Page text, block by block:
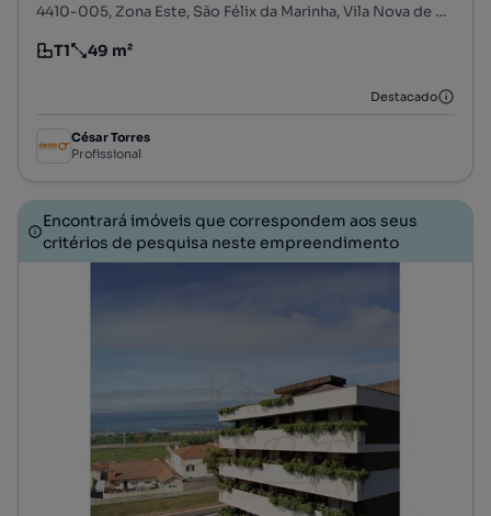
4410-005, Zona Este, São Félix da Marinha, Vila Nova de Gaia, Porto
Tipologia
T1
Preço por metro quadrado
49 m²
Destacado
César Torres
Profissional
Encontrará imóveis que correspondem aos seus
critérios de pesquisa neste empreendimento